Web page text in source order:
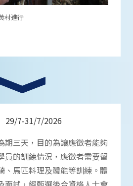
村進行
7-31/7/2026
期三天，目的為讓應徵者能夠
員的訓練情況，應徵者需要留
、馬匹料理及體能等訓練。體